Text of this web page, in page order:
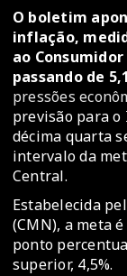
O boletim
inflação,
ao
passando de
pressões
previsão para o
décima quarta
intervalo da
Central.
Estabelecida
(CMN), a meta
ponto
superior, 4,5%.